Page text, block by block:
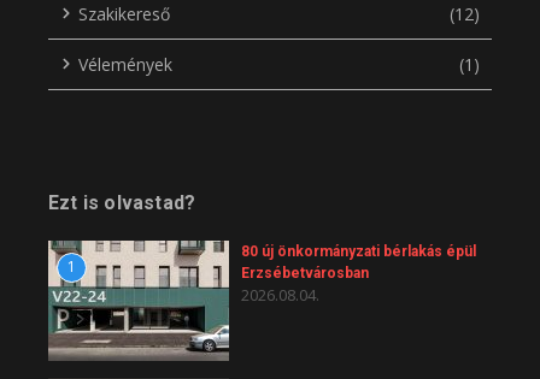
Szakikereső (12)
Vélemények (1)
Ezt is olvastad?
1
80 új önkormányzati bérlakás épül
Erzsébetvárosban
2026.08.04.